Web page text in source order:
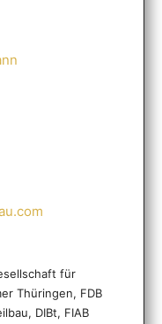
für
Thüringen, FDB
DIBt, FIAB